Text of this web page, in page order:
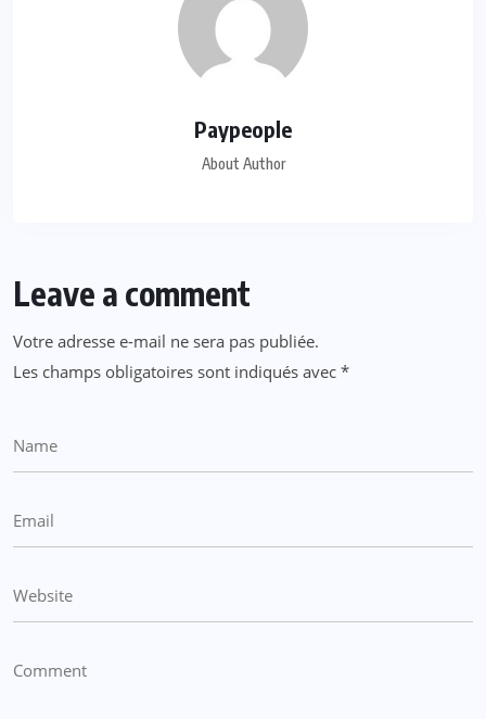
Paypeople
About Author
Leave a comment
Votre adresse e-mail ne sera pas publiée.
Les champs obligatoires sont indiqués avec *